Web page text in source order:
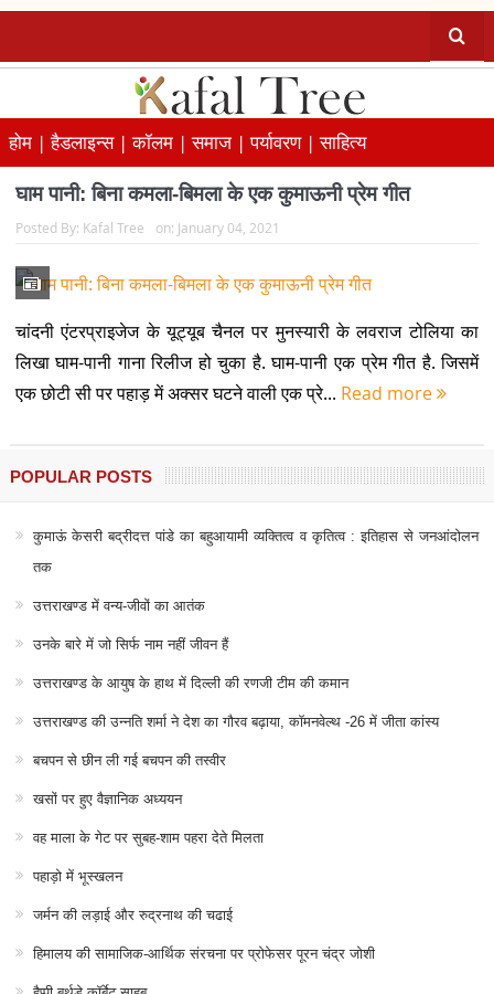
होम |हैडलाइन्स |कॉलम |समाज |पर्यावरण |साहित्य
घाम पानी: बिना कमला-बिमला के एक कुमाऊनी प्रेम गीत
Posted By: Kafal Tree on: January 04, 2021
चांदनी एंटरप्राइजेज के यूट्यूब चैनल पर मुनस्यारी के लवराज टोलिया का
लिखा घाम-पानी गाना रिलीज हो चुका है. घाम-पानी एक प्रेम गीत है. जिसमें
एक छोटी सी पर पहाड़ में अक्सर घटने वाली एक प्रे... Read more
POPULAR POSTS
कुमाऊं केसरी बद्रीदत्त पांडे का बहुआयामी व्यक्तित्व व कृतित्व : इतिहास से जनआंदोलन
तक
उत्तराखण्ड में वन्य-जीवों का आतंक
उनके बारे में जो सिर्फ नाम नहीं जीवन हैं
उत्तराखण्ड के आयुष के हाथ में दिल्ली की रणजी टीम की कमान
उत्तराखण्ड की उन्नति शर्मा ने देश का गौरव बढ़ाया, कॉमनवेल्थ -26 में जीता कांस्य
बचपन से छीन ली गई बचपन की तस्वीर
खसों पर हुए वैज्ञानिक अध्ययन
वह माला के गेट पर सुबह-शाम पहरा देते मिलता
पहाड़ो में भूस्खलन
जर्मन की लड़ाई और रुद्रनाथ की चढाई
हिमालय की सामाजिक-आर्थिक संरचना पर प्रोफेसर पूरन चंद्र जोशी